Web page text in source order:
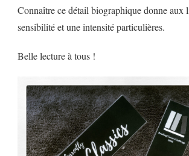
Connaître ce détail biographique donne aux
sensibilité et une intensité particulières.
Belle lecture à tous !